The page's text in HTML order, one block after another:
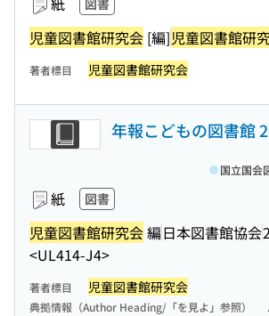
図書
児童図書館研究会 [編]児童図書館研
著者標目 児童図書館研究会
年報こどもの図書館
紙 図書
児童図書館研究会編日本図書館協会
<UL414-J4>
国立国会
著者標目 児童図書館研究会
典拠情報（Author Heading/「を見よ」参照）